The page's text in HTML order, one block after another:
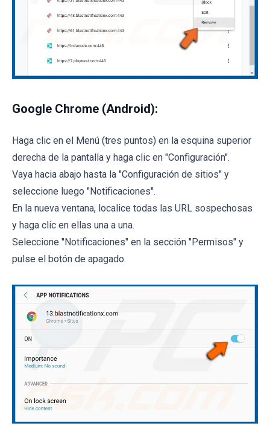
Google Chrome (Android):
Haga clic en el Menú (tres puntos) en la esquina superior
derecha de la pantalla y haga clic en "Configuración".
Vaya hacia abajo hasta la "Configuración de sitios" y
seleccione luego "Notificaciones".
En la nueva ventana, localice todas las URL sospechosas
y haga clic en ellas una a una.
Seleccione "Notificaciones" en la sección "Permisos" y
pulse el botón de apagado.